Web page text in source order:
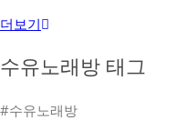
더보기
수유노래방 태그
#수유노래방